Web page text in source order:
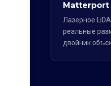
Matterport
Лазерное
реальные
двойник